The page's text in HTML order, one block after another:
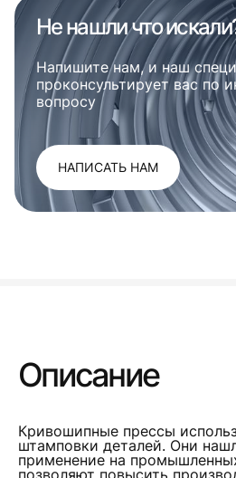
Не нашли что
Напишите нам, и наш
проконсультирует вас по
вопросу
НАПИСАТЬ НАМ
Описание
Кривошипные прессы
штамповки деталей. Они
применение на
позволяют повысить